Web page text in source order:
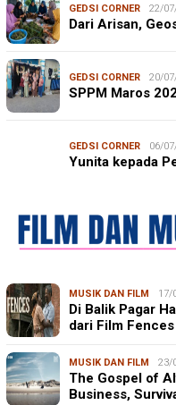
GEDSI CORNER 22/
Dari Arisan,
GEDSI CORNER 20/
SPPM Maros
GEDSI CORNER 06/
Yunita kepada
MUSIK DAN FILM 17/
Di Balik Pagar
dari Film Fences
MUSIK DAN FILM 23/
The Gospel of
Business,